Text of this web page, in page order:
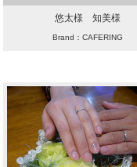
悠太様 知美様
Brand：CAFERING